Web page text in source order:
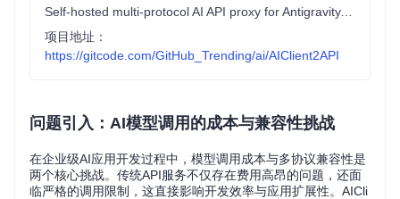
Self-hosted multi-protocol AI API proxy for Antigravity, Codex, Grok, Kiro, OpenAI, Claude, and custom providers. Supports OpenAI-compatible API, Claude API, Gemini protocol conversion, GPT, Grok Build, Claude Opus, Gemini Pro, Kimi, MiniMax, provider pools, smart routing, and automatic failover.
项目地址：
https://gitcode.com/GitHub_Trending/ai/AIClient2API
问题引入：AI模型调用的成本与兼容性挑战
在企业级AI应用开发过程中，模型调用成本与多协议兼容性是
两个核心挑战。传统API服务不仅存在费用高昂的问题，还面
临严格的调用限制，这直接影响开发效率与应用扩展性。AICli